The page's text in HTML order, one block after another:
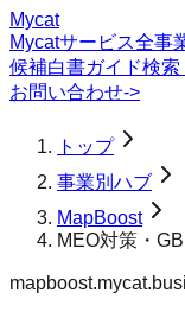
Mycat
Mycatサービス全事
候補白書ガイド検索
お問い合わせ->
トップ
事業別ハブ
MapBoost
MEO対策・